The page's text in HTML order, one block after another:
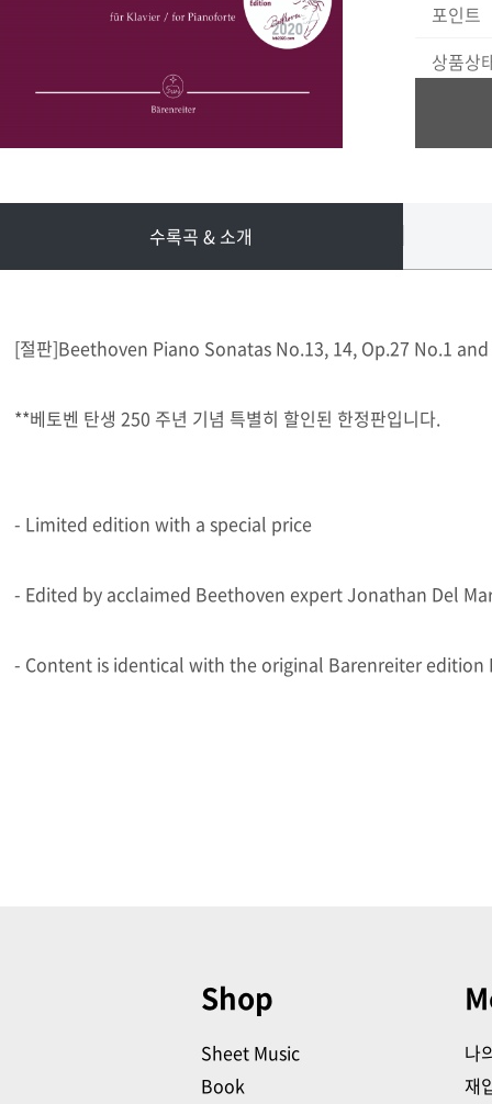
포인트
상품상
수록곡 & 소개
[절판]Beethoven Piano Sonatas No.13, 14, Op.27 No.1
**베토벤 탄생 250 주년 기념 특별히 할인된 한정판입니다.
- Limited edition with a special price
- Edited by acclaimed Beethoven expert Jonathan Del
- Content is identical with the original Barenreiter edition
Shop
Sheet Music
Book
나
재